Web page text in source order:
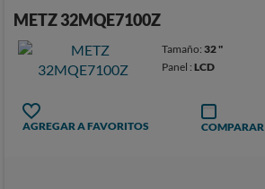
METZ 32MQE7100Z
Tamaño:32 "
Panel :LCD
AGREGAR A FAVORITOS COMPARAR